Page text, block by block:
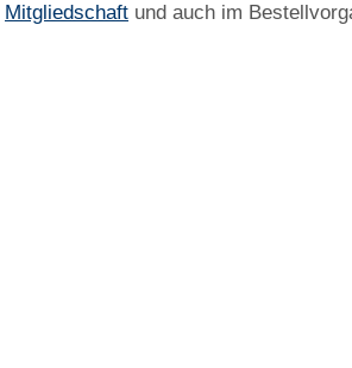
Mitgliedschaft und auch im